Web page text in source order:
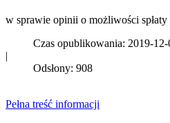
w sprawie opinii o możliwości
Czas opublikowania: 2019-
|
Odsłony: 908
Pełna treść informacji